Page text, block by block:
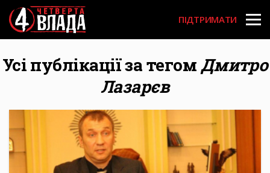
Перейти
до
основного
вмісту
User
account
menu
ПІДТРИМАТИ
Усі публікації за тегомДмитро
Лазарєв